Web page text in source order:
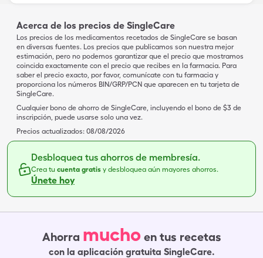
Acerca de los precios de SingleCare
Los precios de los medicamentos recetados de SingleCare se basan
en diversas fuentes. Los precios que publicamos son nuestra mejor
estimación, pero no podemos garantizar que el precio que mostramos
coincida exactamente con el precio que recibes en la farmacia. Para
saber el precio exacto, por favor, comunícate con tu farmacia y
proporciona los números BIN/GRP/PCN que aparecen en tu tarjeta de
SingleCare.
Cualquier bono de ahorro de SingleCare, incluyendo el bono de $3 de
inscripción, puede usarse solo una vez.
Precios actualizados: 08/08/2026
Desbloquea tus ahorros de membresía.
Crea tu cuenta gratis y desbloquea aún mayores ahorros.
Únete hoy
Ahorra mucho en tus recetas
con la aplicación gratuita SingleCare.